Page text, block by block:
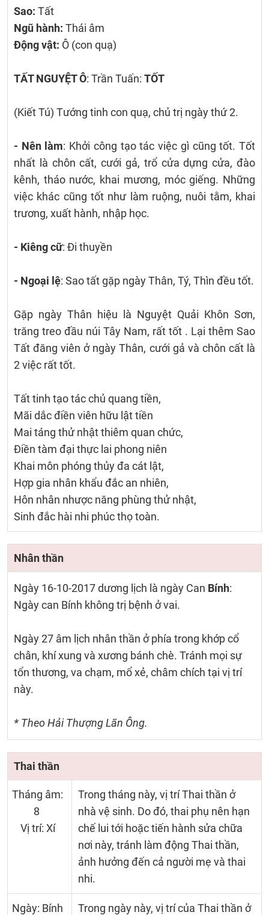
Sao: Tất
Ngũ hành: Thái âm
Động vật: Ô (con quạ)
TẤT NGUYỆT Ô: Trần Tuấn: TỐT
(Kiết Tú) Tướng tinh con quạ, chủ trị ngày thứ 2.
- Nên làm: Khởi công tạo tác việc gì cũng tốt. Tốt
nhất là chôn cất, cưới gả, trổ cửa dựng cửa, đào
kênh, tháo nước, khai mương, móc giếng. Những
việc khác cũng tốt như làm ruộng, nuôi tằm, khai
trương, xuất hành, nhập học.
- Kiêng cữ: Đi thuyền
- Ngoại lệ: Sao tất gặp ngày Thân, Tý, Thìn đều tốt.
Gặp ngày Thân hiệu là Nguyệt Quải Khôn Sơn,
trăng treo đầu núi Tây Nam, rất tốt . Lại thêm Sao
Tất đăng viên ở ngày Thân, cưới gả và chôn cất là
2 việc rất tốt.
Tất tinh tạo tác chủ quang tiền,
Mãi dắc điền viên hữu lật tiền
Mai táng thử nhật thiêm quan chức,
Điền tàm đại thực lai phong niên
Khai môn phóng thủy đa cát lật,
Hợp gia nhân khẩu đắc an nhiên,
Hôn nhân nhược năng phùng thử nhật,
Sinh đắc hài nhi phúc thọ toàn.
Nhân thần
Ngày 16-10-2017 dương lịch là ngày Can Bính:
Ngày can Bính không trị bệnh ở vai.
Ngày 27 âm lịch nhân thần ở phía trong khớp cổ
chân, khí xung và xương bánh chè. Tránh mọi sự
tổn thương, va chạm, mổ xẻ, châm chích tại vị trí
này.
* Theo Hải Thượng Lãn Ông.
Thai thần
Tháng âm:
8
Vị trí: Xí
Trong tháng này, vị trí Thai thần ở
nhà vệ sinh. Do đó, thai phụ nên hạn
chế lui tới hoặc tiến hành sửa chữa
nơi này, tránh làm động Thai thần,
ảnh hưởng đến cả người mẹ và thai
nhi.
Ngày: Bính Trong ngày này, vị trí của Thai thần ở